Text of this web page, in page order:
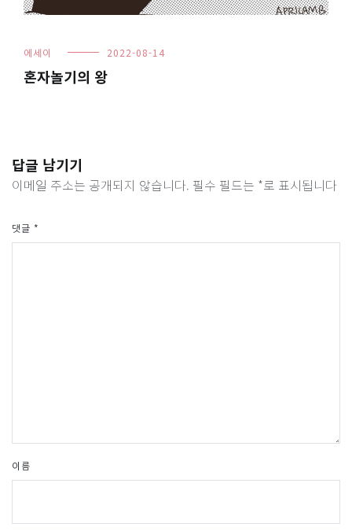
에세이 2022-08-14
혼자놀기의 왕
답글 남기기
이메일 주소는 공개되지 않습니다. 필수 필드는 *로 표시됩니다
댓글 *
이름